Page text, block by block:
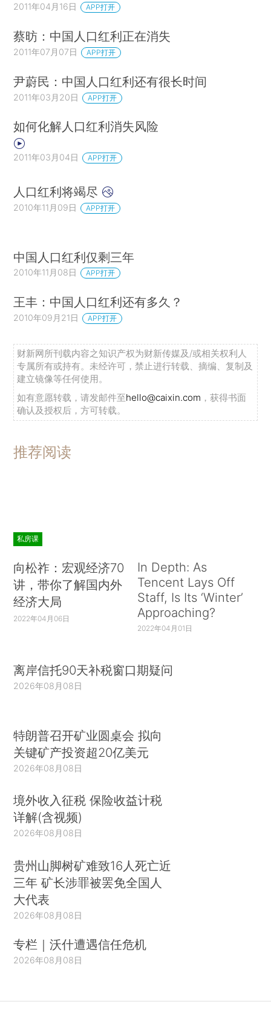
2011年04月16日 APP打开
蔡昉：中国人口红利正在消失
2011年07月07日 APP打开
尹蔚民：中国人口红利还有很长时间
2011年03月20日 APP打开
如何化解人口红利消失风险
2011年03月04日 APP打开
人口红利将竭尽
2010年11月09日 APP打开
中国人口红利仅剩三年
2010年11月08日 APP打开
王丰：中国人口红利还有多久？
2010年09月21日 APP打开
财新网所刊载内容之知识产权为财新传媒及/或相关权利人
专属所有或持有。未经许可，禁止进行转载、摘编、复制及
建立镜像等任何使用。
如有意愿转载，请发邮件至hello@caixin.com ，获得书面
确认及授权后，方可转载。
推荐阅读
私房课
向松祚：宏观经济70
讲，带你了解国内外
经济大局
2022年04月06日
In Depth: As
Tencent Lays Off
Staff, Is Its ‘Winter’
Approaching?
2022年04月01日
离岸信托90天补税窗口期疑问
2026年08月08日
特朗普召开矿业圆桌会 拟向
关键矿产投资超20亿美元
2026年08月08日
境外收入征税 保险收益计税
详解(含视频)
2026年08月08日
贵州山脚树矿难致16人死亡近
三年 矿长涉罪被罢免全国人
大代表
2026年08月08日
专栏｜沃什遭遇信任危机
2026年08月08日